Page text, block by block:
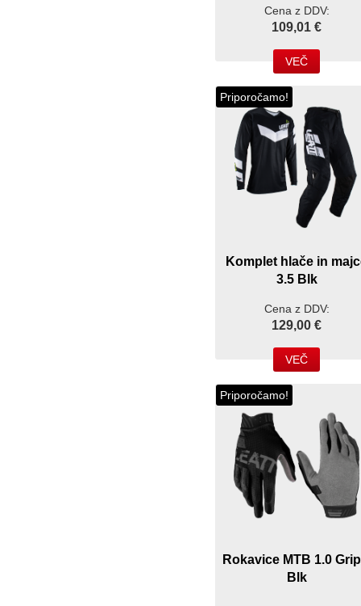
Cena z DDV:
109,01 €
VEČ
Priporočamo!
Komplet hlače in
3.5 Blk
Cena z DDV:
129,00 €
VEČ
Priporočamo!
Rokavice MTB 1.0
Blk